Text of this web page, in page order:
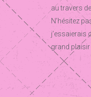
au travers
N’hésitez
j’essaierais
grand plaisir